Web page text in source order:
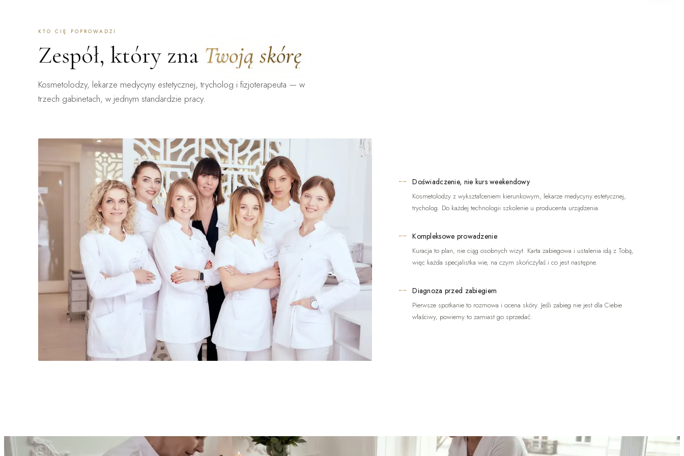
KTO CIĘ POPROWADZI
Zespół, który zna Twoją skórę
Kosmetolodzy, lekarze medycyny estetycznej, trycholog i fizjoterapeuta — w
trzech gabinetach, w jednym standardzie pracy.
Doświadczenie, nie kurs weekendowy
Kosmetolodzy z wykształceniem kierunkowym, lekarze medycyny estetycznej,
trycholog. Do każdej technologii szkolenie u producenta urządzenia.
Kompleksowe prowadzenie
Kuracja to plan, nie ciąg osobnych wizyt. Karta zabiegowa i ustalenia idą z Tobą,
więc każda specjalistka wie, na czym skończyłaś i co jest następne.
Diagnoza przed zabiegiem
Pierwsze spotkanie to rozmowa i ocena skóry. Jeśli zabieg nie jest dla Ciebie
właściwy, powiemy to zamiast go sprzedać.